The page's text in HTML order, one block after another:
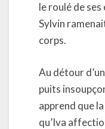
le roulé de
Sylvin
corps.
Au détour
puits
apprend que
qu’Iva